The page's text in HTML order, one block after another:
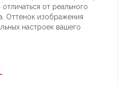
от реального
Оттенок изображения
настроек вашего